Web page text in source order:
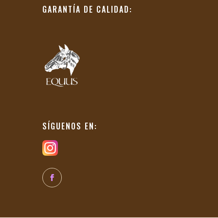
GARANTÍA DE CALIDAD:
SÍGUENOS EN: